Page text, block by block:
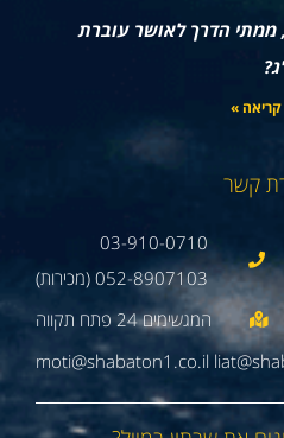
ממתי הדרך לאושר עוברת
»
קשר
03-910-0710
052-8907103 (מכירות)
moti@shabaton1.co.il